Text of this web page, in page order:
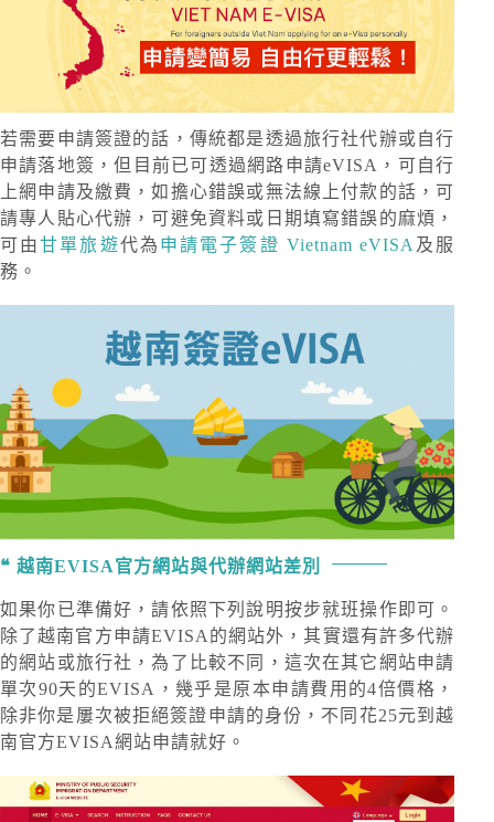
若需要申請簽證的話，傳統都是透過旅行社代辦或自行
申請落地簽，但目前已可透過網路申請eVISA，可自行
上網申請及繳費，如擔心錯誤或無法線上付款的話，可
請專人貼心代辦，可避免資料或日期填寫錯誤的麻煩，
可由甘單旅遊代為 申請電子簽證 Vietnam eVISA 及服
務。
越南EVISA官方網站與代辦網站差別
如果你已準備好，請依照下列說明按步就班操作即可。
除了越南官方申請EVISA的網站外，其實還有許多代辦
的網站或旅行社，為了比較不同，這次在其它網站申請
單次90天的EVISA，幾乎是原本申請費用的4倍價格，
除非你是屢次被拒絕簽證申請的身份，不同花25元到越
南官方EVISA網站申請就好。